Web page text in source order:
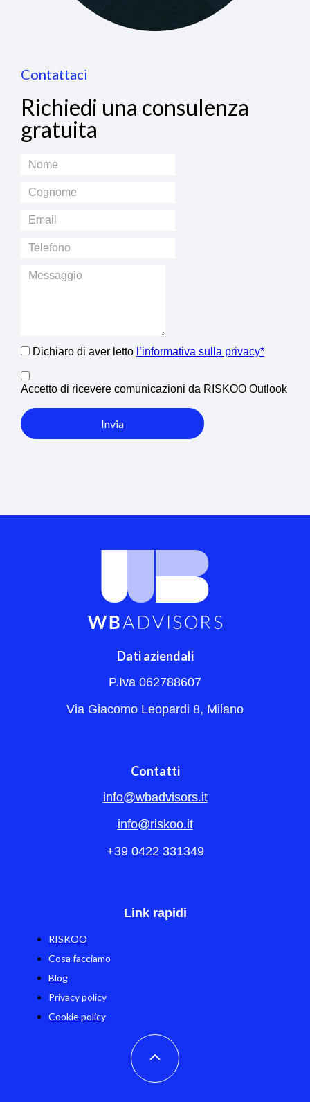
Contattaci
Richiedi una consulenza
gratuita
Dichiaro di aver letto l’informativa sulla privacy*
Accetto di ricevere comunicazioni da RISKOO Outlook
Invia
Dati aziendali
P.Iva 062788607
Via Giacomo Leopardi 8, Milano
Contatti
info@wbadvisors.it
info@riskoo.it
+39 0422 331349
Link rapidi
RISKOO
Cosa facciamo
Blog
Privacy policy
Cookie policy